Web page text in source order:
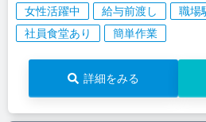
女性活躍中
給与前渡し
職場
社員食堂あり
簡単作業
詳細をみる